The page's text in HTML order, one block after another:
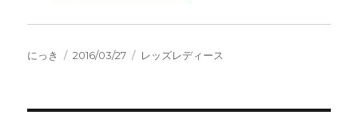
投
にっき
投
2016/03/27
カ
レッズレディース